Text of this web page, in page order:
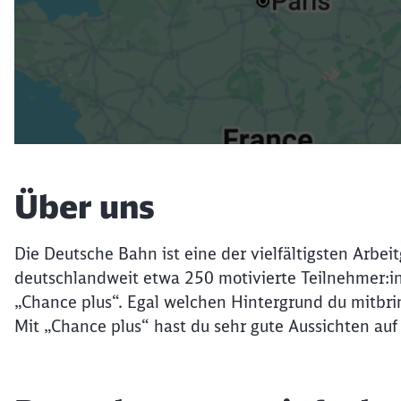
Über uns
Die Deutsche Bahn ist eine der vielfältigsten
deutschlandweit etwa 250 motivierte
„Chance plus“. Egal welchen Hintergrund du
Mit „Chance plus“ hast du sehr gute Aussichten